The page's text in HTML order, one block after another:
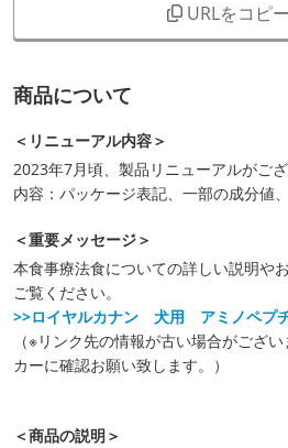
URLをコピ
商品について
＜リニューアル内容＞
2023年7月頃、製品リニューアルがご
内容：パッケージ表記、一部の成分値、
＜重要メッセージ＞
本食事療法食についての詳しい説明や
ご覧ください。
>>ロイヤルカナン 犬用 アミノペプ
（※リンク先の情報が古い場合がござ
カーに確認お願い致します。）
＜商品の説明＞